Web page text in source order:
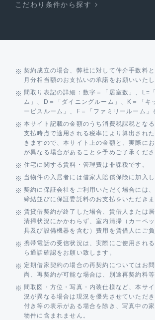
こだわり条件から探す
契約成立の場合、弊社に対して仲介手数料
月分相当額のお支払いの承諾をお願いいたし
間取り表記の詳細：数字＝「居室数」、L=
ム」、D＝「ダイニングルーム」、K＝「キ
ービスルーム」、F＝「ファミリールーム」
本サイト記載の金額のうち消費税課税となる
支払時点で適用される税率により算出され
きますので、本サイト上の金額と、実際に
が異なる場合があることを予めご了承くださ
住宅に関する賃料・管理費は非課税です。
当物件の入居者には借家人賠償保険に加入し
契約に保証会社をご利用いただく場合には
締結並びに保証委託料のお支払をいただきま
賃貸借契約が終了した場合、賃借人または
清掃状況にかかわらず、室内清掃（カーペ
具及び設備機器を含む）費用を賃借人にご負
携帯電話の受信状況は、実際にご使用され
ら通話確認をお願い致します。
定期借家契約の場合の再契約についてはお問
尚、再契約が可能な場合は、別途再契約料等
間取図・方位・写真・内装仕様など、本サ
況が異なる場合は現況を優先させていただ
付き等の表示がある場合を除き、写真中の
物件に含まれません。